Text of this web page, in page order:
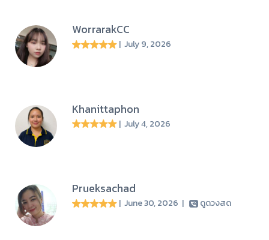
WorrarakCC
| July 9, 2026
Khanittaphon
| July 4, 2026
Prueksachad
| June 30, 2026 | ดูดวงสด